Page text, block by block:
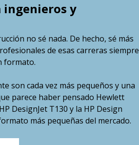
ingenieros y
no sé nada. De hecho, sé más
de esas carreras siempre
formato.
son cada vez más pequeños y una
parece haber pensado Hewlett
DesignJet T130 y la HP Design
más pequeñas del mercado.